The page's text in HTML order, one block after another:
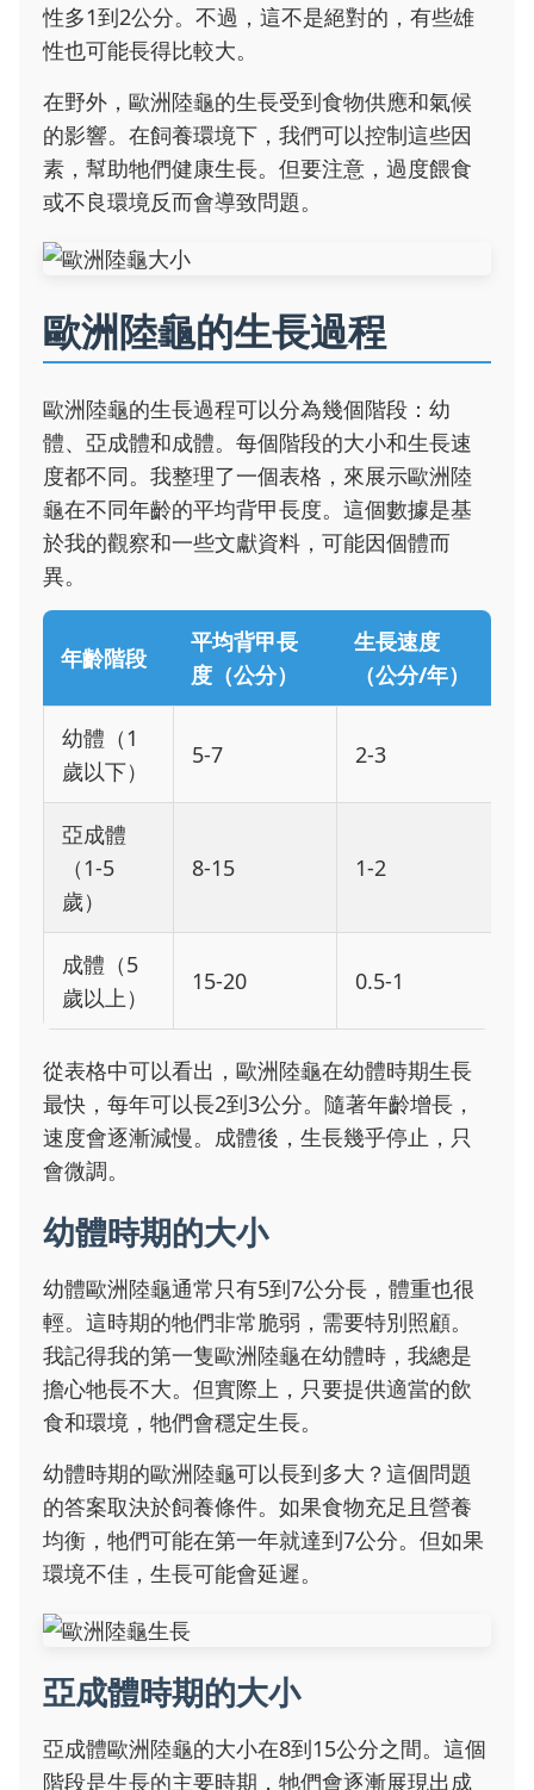
性多1到2公分。不過，這不是絕對的，有些雄
性也可能長得比較大。
在野外，歐洲陸龜的生長受到食物供應和氣候
的影響。在飼養環境下，我們可以控制這些因
素，幫助牠們健康生長。但要注意，過度餵食
或不良環境反而會導致問題。
歐洲陸龜的生長過程
歐洲陸龜的生長過程可以分為幾個階段：幼
體、亞成體和成體。每個階段的大小和生長速
度都不同。我整理了一個表格，來展示歐洲陸
龜在不同年齡的平均背甲長度。這個數據是基
於我的觀察和一些文獻資料，可能因個體而
異。
年齡階段
平均背甲長
度（公分）
生長速度
（公分/年）
幼體（1
歲以下）
5-7 2-3
亞成體
（1-5
歲）
8-15 1-2
成體（5
歲以上）
15-20 0.5-1
從表格中可以看出，歐洲陸龜在幼體時期生長
最快，每年可以長2到3公分。隨著年齡增長，
速度會逐漸減慢。成體後，生長幾乎停止，只
會微調。
幼體時期的大小
幼體歐洲陸龜通常只有5到7公分長，體重也很
輕。這時期的牠們非常脆弱，需要特別照顧。
我記得我的第一隻歐洲陸龜在幼體時，我總是
擔心牠長不大。但實際上，只要提供適當的飲
食和環境，牠們會穩定生長。
幼體時期的歐洲陸龜可以長到多大？這個問題
的答案取決於飼養條件。如果食物充足且營養
均衡，牠們可能在第一年就達到7公分。但如果
環境不佳，生長可能會延遲。
亞成體時期的大小
亞成體歐洲陸龜的大小在8到15公分之間。這個
階段是生長的主要時期，牠們會逐漸展現出成